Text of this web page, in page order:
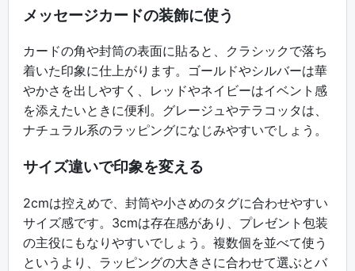
メッセージカードの装飾に使う
カードの角や封筒の表面に貼ると、クラシックで落ち
着いた印象に仕上がります。ゴールドやシルバーは華
やかさを出しやすく、レッドやネイビーはイベント感
を添えたいときに便利。グレージュやテラコッタは、
ナチュラル系のラッピングになじみやすいでしょう。
サイズ違いで印象を変える
2cmは控えめで、封筒や小さめのタグに合わせやすい
サイズ感です。3cmは存在感があり、プレゼント包装
の主役にもなりやすいでしょう。複数個を並べて使う
というより、ラッピングの大きさに合わせて選ぶとバ